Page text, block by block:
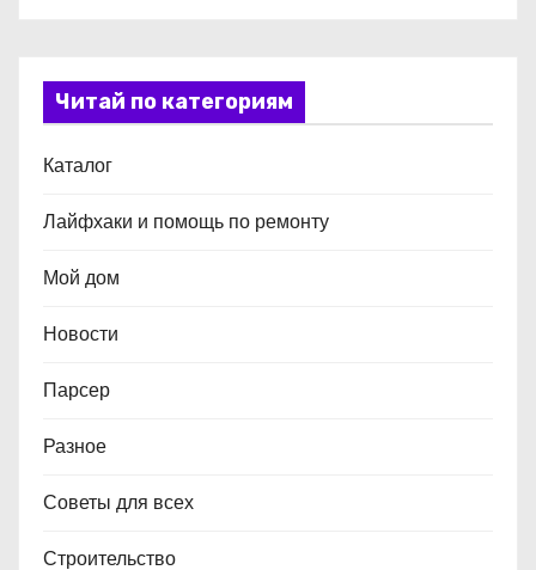
Читай по категориям
Каталог
Лайфхаки и помощь по ремонту
Мой дом
Новости
Парсер
Разное
Советы для всех
Строительство